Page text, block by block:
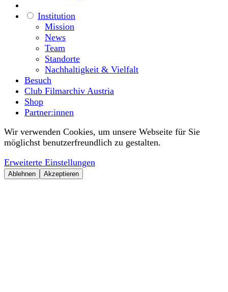
Institution
Mission
News
Team
Standorte
Nachhaltigkeit & Vielfalt
Besuch
Club Filmarchiv Austria
Shop
Partner:innen
Wir verwenden Cookies, um unsere Webseite für Sie
möglichst benutzerfreundlich zu gestalten.
Erweiterte Einstellungen
Ablehnen Akzeptieren